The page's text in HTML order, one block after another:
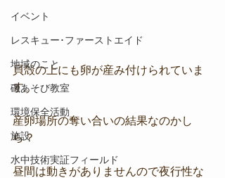
イベント
レスキュー･ファーストエイド
地域のこと
磯あそび教室
環境保全活動
施設
水中技術実証フィールド
貝殻の上にも卵が産み付けられていま
す。
産卵場所の奪い合いの結果なのかし
ら？
昼間は動きがありませんので夜行性な